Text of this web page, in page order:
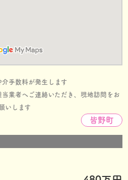
介手数料が発生します
業者へご連絡いただき、現地訪問をお
いします
皆野町